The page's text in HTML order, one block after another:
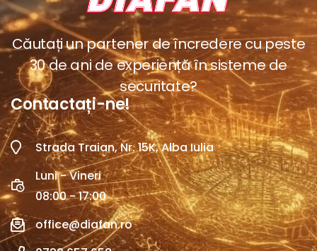
Căutați un partener de încredere cu peste
30 de ani de experiență în sisteme de
securitate?
Contactați-ne!
Strada Traian, Nr. 15K, Alba Iulia
Luni - Vineri
08:00 - 17:00
office@diafan.ro